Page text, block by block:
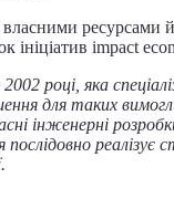
ресурсами й
ініціатив impact
році, яка
для таких
інженерні
реалізує